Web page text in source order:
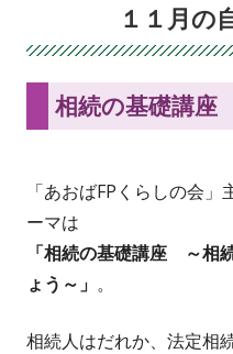
１１月の
相続の基礎講座
「あおばFPくらしの会
ーマは
「相続の基礎講座 ～相
ょう～」 。
相続人はだれか、法定相